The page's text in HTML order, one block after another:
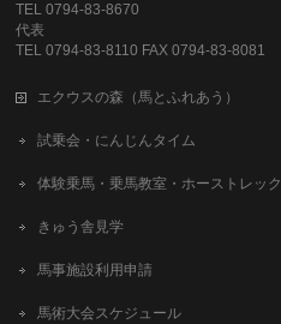
TEL 0794-83-8670
代表
TEL 0794-83-8110 FAX 0794-83-8081
エクウスの森（馬とふれあう）
試乗会・にんじんタイム
体験乗馬・乗馬教室・ホーストレック
きゅう舎見学
馬事施設利用申請
馬術大会スケジュール